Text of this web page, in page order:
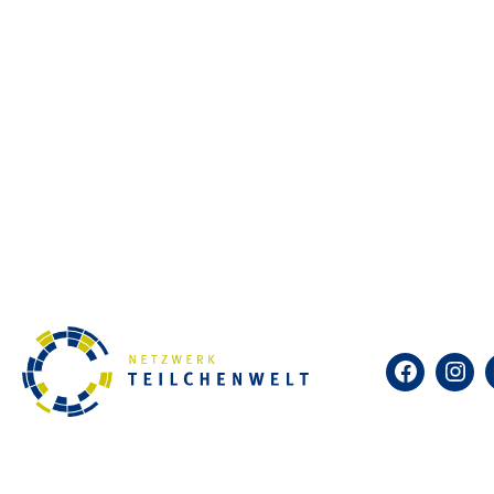
Facebook
Mit diesen Experimenten lassen sich
Lehrkräfte erhalten einen Einblick in
Jugendliche erhalten eine Einführung
und analysieren Daten von
In Nebelkammern werden